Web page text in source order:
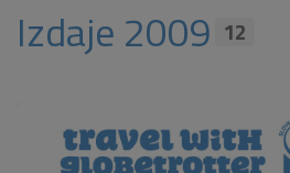
Izdaje 2009 12